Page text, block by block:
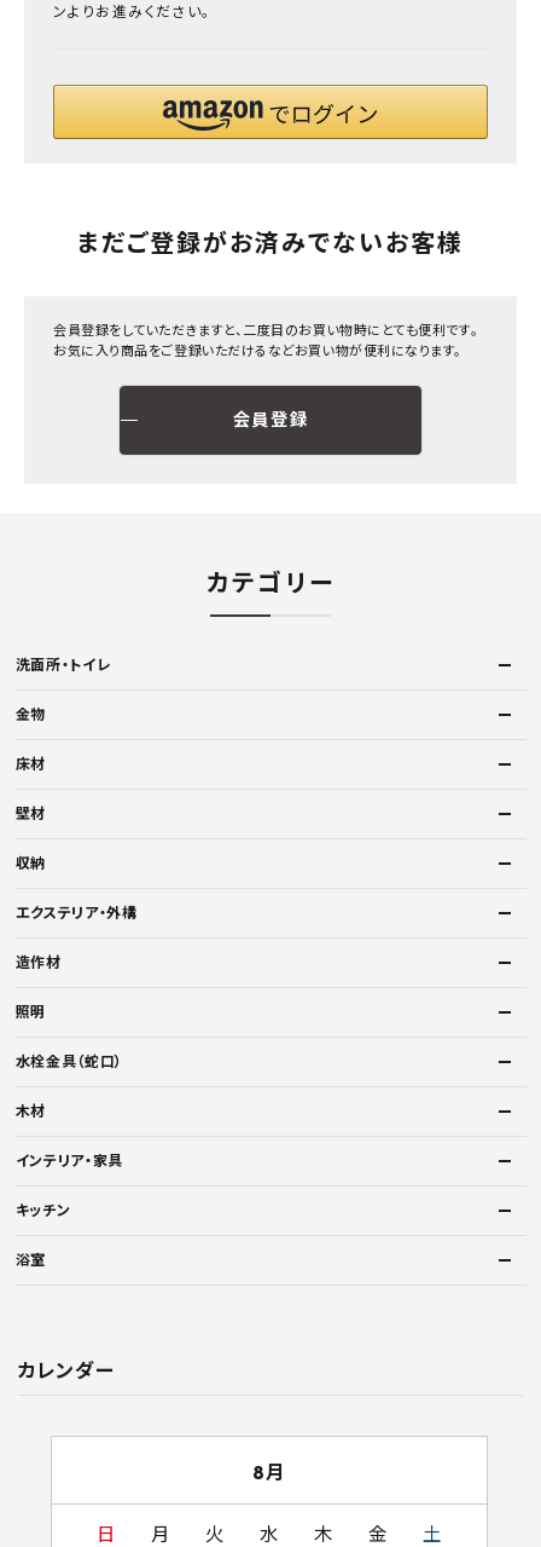
ンよりお進みください。
まだご登録がお済みでないお客様
会員登録をしていただきますと、二度目のお買い物時にとても便利です。
お気に入り商品をご登録いただけるなどお買い物が便利になります。
会員登録
カテゴリー
洗面所・トイレ
金物
床材
壁材
収納
エクステリア・外構
造作材
照明
水栓金具（蛇口）
木材
インテリア・家具
キッチン
浴室
カレンダー
8月
日 月 火 水 木 金 土